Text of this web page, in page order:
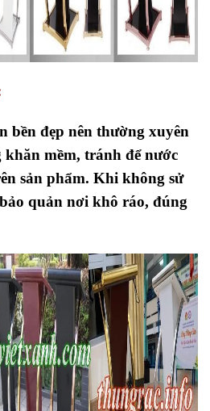
bền đẹp nên thường xuyên
khăn mềm, tránh để nước
sản phẩm. Khi không sử
quản nơi khô ráo, đúng